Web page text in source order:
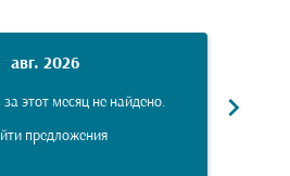
авг. 2026
за этот месяц не найдено.
предложения
chevron_right